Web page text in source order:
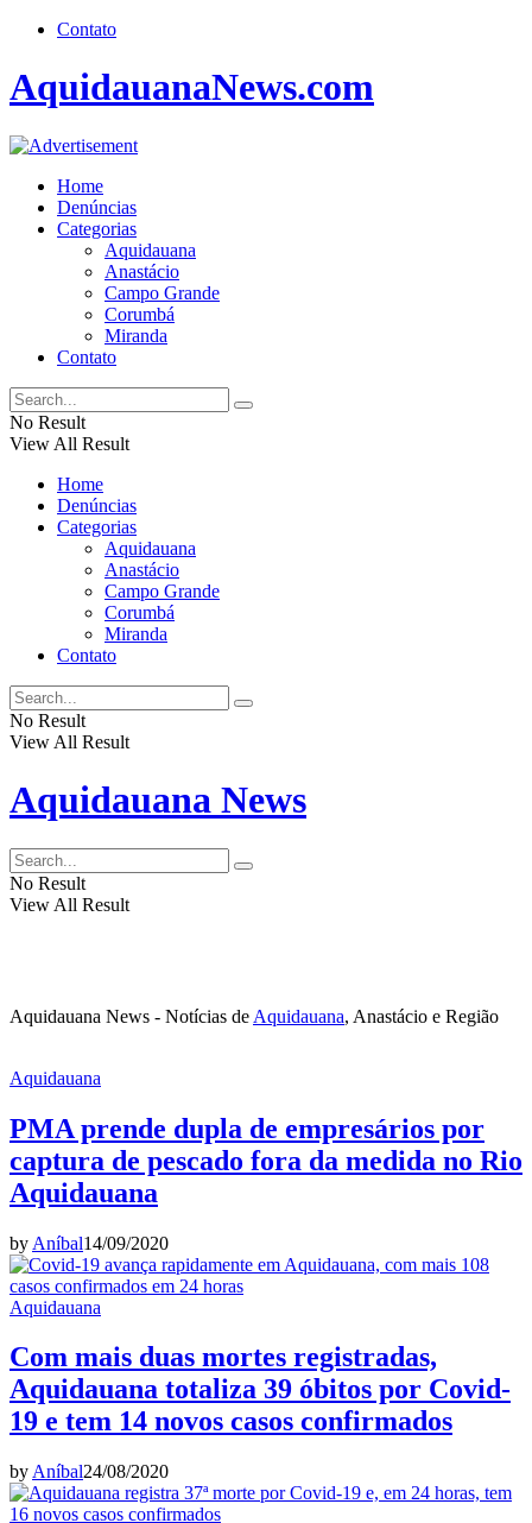
Contato
AquidauanaNews.com
Home
Denúncias
Categorias
Aquidauana
Anastácio
Campo Grande
Corumbá
Miranda
Contato
No Result
View All Result
Home
Denúncias
Categorias
Aquidauana
Anastácio
Campo Grande
Corumbá
Miranda
Contato
No Result
View All Result
Aquidauana News
No Result
View All Result
Aquidauana News - Notícias de Aquidauana, Anastácio e Região
Aquidauana
PMA prende dupla de empresários por
captura de pescado fora da medida no Rio
Aquidauana
by Aníbal14/09/2020
Aquidauana
Com mais duas mortes registradas,
Aquidauana totaliza 39 óbitos por Covid-
19 e tem 14 novos casos confirmados
by Aníbal24/08/2020